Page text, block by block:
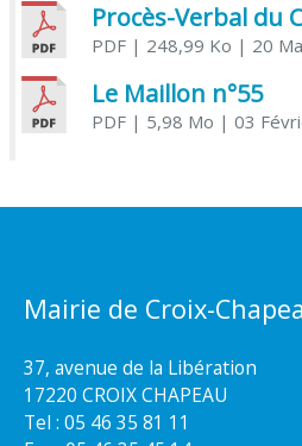
PDF| 248,99 Ko | 20
Le Maillon n°55
PDF| 5,98 Mo | 03
Mairie de Croix-
37, avenue de la Libération
17220 CROIX CHAPEAU
Tel : 05 46 35 81 11